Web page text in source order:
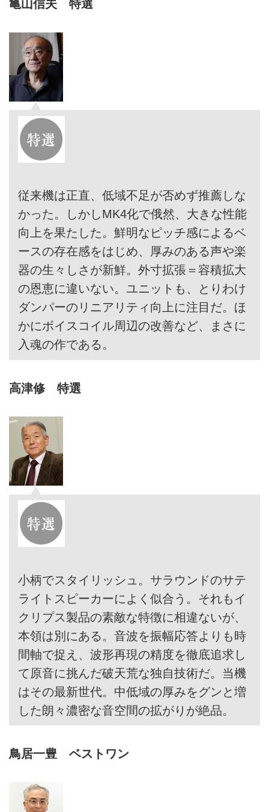
亀山信夫 特選
従来機は正直、低域不足が否めず推薦しな
かった。しかしMK4化で俄然、大きな性能
向上を果たした。鮮明なピッチ感によるベ
ースの存在感をはじめ、厚みのある声や楽
器の生々しさが新鮮。外寸拡張＝容積拡大
の恩恵に違いない。ユニットも、とりわけ
ダンパーのリニアリティ向上に注目だ。ほ
かにボイスコイル周辺の改善など、まさに
入魂の作である。
高津修 特選
小柄でスタイリッシュ。サラウンドのサテ
ライトスピーカーによく似合う。それもイ
クリプス製品の素敵な特徴に相違ないが、
本領は別にある。音波を振幅応答よりも時
間軸で捉え、波形再現の精度を徹底追求し
て原音に挑んだ破天荒な独自技術だ。当機
はその最新世代。中低域の厚みをグンと増
した朗々濃密な音空間の拡がりが絶品。
鳥居一豊 ベストワン